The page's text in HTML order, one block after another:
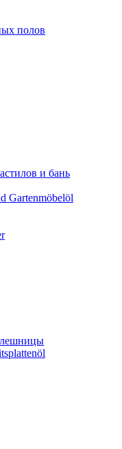
полов
и бань
Gartenmöbelöl